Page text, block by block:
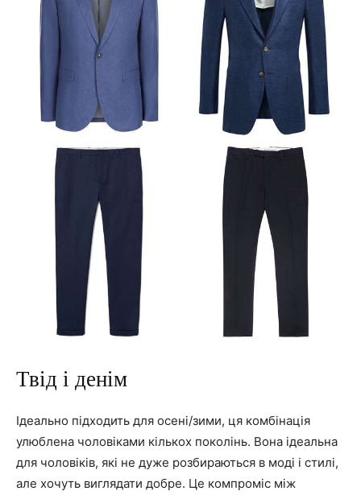
Твід і денім
Ідеально підходить для осені/зими, ця комбінація
улюблена чоловіками кількох поколінь. Вона ідеальна
для чоловіків, які не дуже розбираються в моді і стилі,
але хочуть виглядати добре. Це компроміс між